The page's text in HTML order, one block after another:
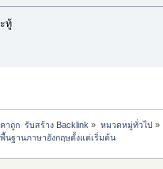
ทู้
ถูก  รับสร้าง Backlink » หมวดหมู่ทั่วไป »
นฐานภาษาอังกฤษตั้งแต่เริ่มต้น